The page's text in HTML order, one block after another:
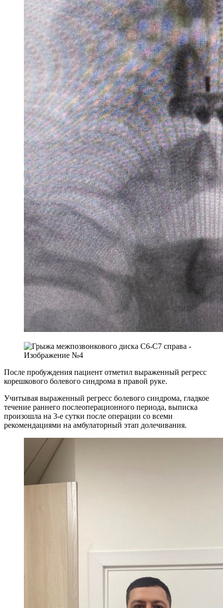
После пробуждения пациент отметил выраженный регресс
корешкового болевого синдрома в правой руке.
Учитывая выраженный регресс болевого синдрома, гладкое
течение раннего послеоперационного периода, выписка
произошла на 3-е сутки после операции со всеми
рекомендациями на амбулаторный этап долечивания.